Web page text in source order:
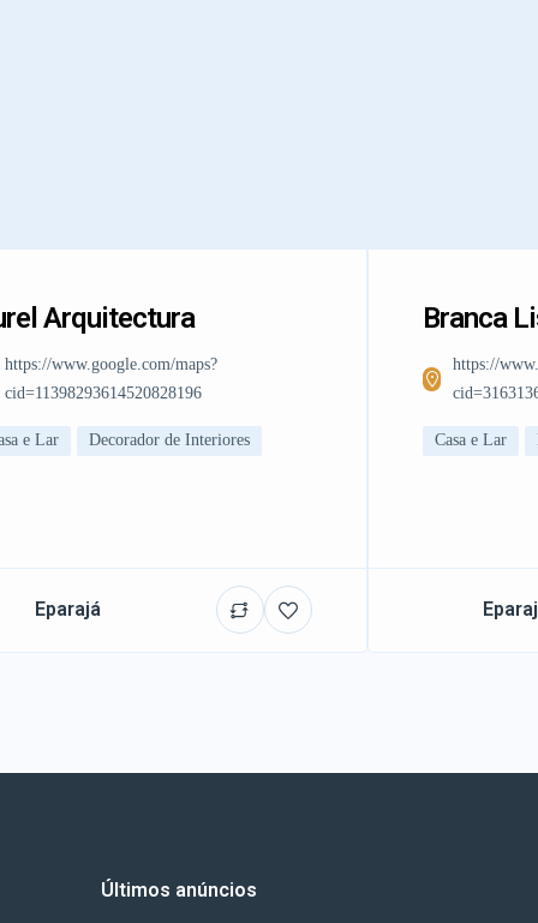
Arquitectura
https://www.google.com/maps?
cid=11398293614520828196
e Lar Decorador de Interiores
Eparajá
Branca
https://
Casa e Lar
Últimos anúncios